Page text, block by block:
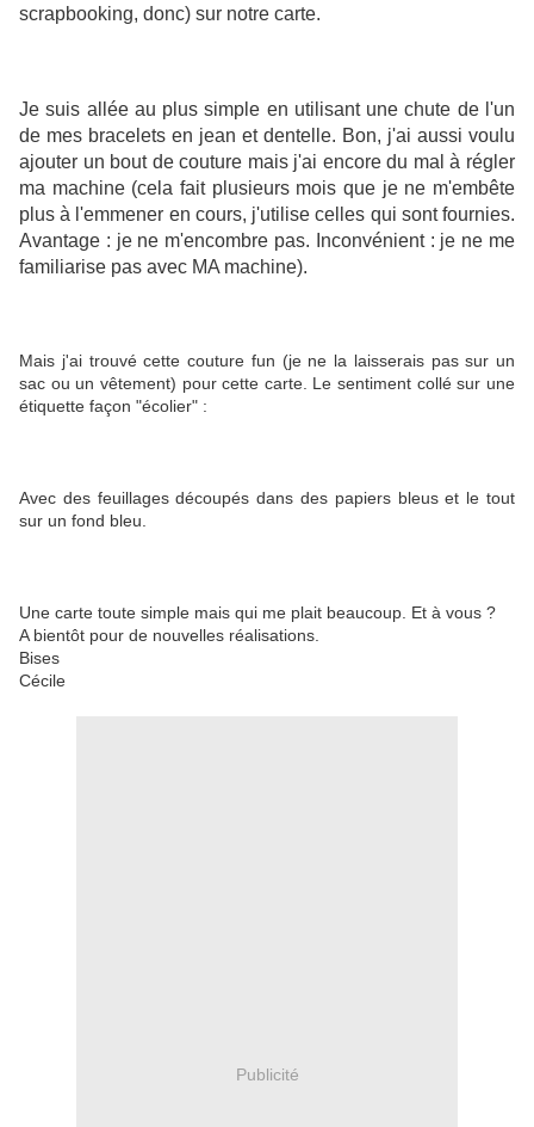
scrapbooking, donc) sur notre carte.
Je suis allée au plus simple en utilisant une chute de l'un
de mes bracelets en jean et dentelle. Bon, j'ai aussi voulu
ajouter un bout de couture mais j'ai encore du mal à régler
ma machine (cela fait plusieurs mois que je ne m'embête
plus à l'emmener en cours, j'utilise celles qui sont fournies.
Avantage : je ne m'encombre pas. Inconvénient : je ne me
familiarise pas avec MA machine).
Mais j'ai trouvé cette couture fun (je ne la laisserais pas sur un
sac ou un vêtement) pour cette carte. Le sentiment collé sur une
étiquette façon "écolier" :
Avec des feuillages découpés dans des papiers bleus et le tout
sur un fond bleu.
Une carte toute simple mais qui me plait beaucoup. Et à vous ?
A bientôt pour de nouvelles réalisations.
Bises
Cécile
Publicité